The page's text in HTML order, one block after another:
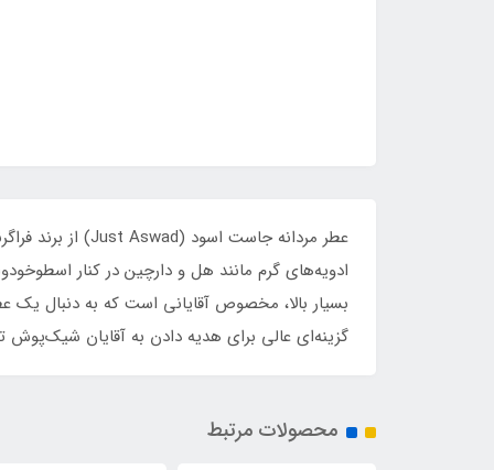
ادویه‌های گرم مانند هل و دارچین در کنار
بسیار بالا، مخصوص آقایانی است که به دنبال
گزینه‌ای عالی برای هدیه دادن به آقایان شیک‌پوش
محصولات مرتبط